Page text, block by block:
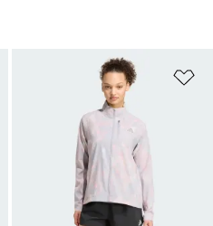
Dodaj do listy życzeń